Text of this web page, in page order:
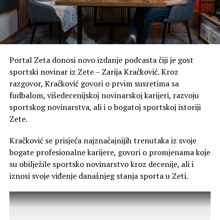
bolesti djece gube dragocjeno vrijeme u transportu i
čekaonicama drugih objekata“, ističu iz Grupe žena Zete.
Navode da razumiju problem nedostatka medicinskog
kadra, ali smatraju da to ne može biti razlog da građani
Zete nemaju zdravstvenu zaštitu kakvu imaju stanovnici
drugih područja.
„Razumijemo problem deficita medicinskog kadra, ali
smatramo da menadžment Doma zdravlja Glavnog
grada ima obavezu da preraspodjelom ljekara obezbijedi
ravnopravan tretman za građane Zete. Mi ne tražimo
privilegije, već osnovno ljudsko i zakonsko pravo na
liječenje u našoj opštini“, poručile su.
Od menadžmenta Doma zdravlja zahtijevaju redovno
ordiniranje ginekologa u ZO Golubovci, uz određivanje
tačnih dana i smjena tokom sedmice, kao i
Portal Zeta donosi novo izdanje podcasta čiji je gost
sportski novinar iz Zete – Zarija Kračković. Kroz
razgovor, Kračković govori o prvim susretima sa
fudbalom, višedecenijskoj novinarskoj karijeri, razvoju
sportskog novinarstva, ali i o bogatoj sportskoj istoriji
Zete.
Kračković se prisjeća najznačajnijih trenutaka iz svoje
bogate profesionalne karijere, govori o promjenama koje
su obilježile sportsko novinarstvo kroz decenije, ali i
iznosi svoje viđenje današnjeg stanja sporta u Zeti.